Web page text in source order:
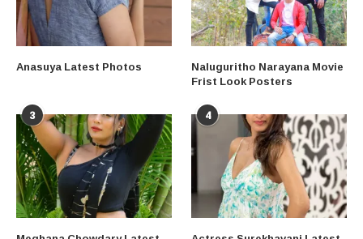
Anasuya Latest Photos Naluguritho Narayana Movie
Frist Look Posters
3 4